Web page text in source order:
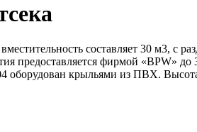
составляет 30 м3, с
предоставляется фирмой «BPW»
оборудован крыльями из ПВХ.